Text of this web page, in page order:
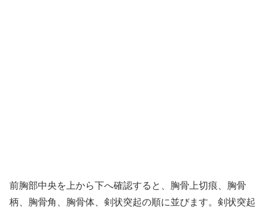
前胸部中央を上から下へ確認すると、胸骨上切痕、胸骨
柄、胸骨角、胸骨体、剣状突起の順に並びます。剣状突起